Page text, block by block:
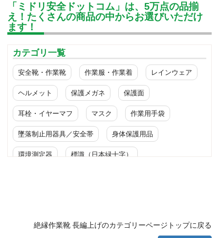
「ミドリ安全ドットコム」は、5万点の品揃
え！たくさんの商品の中からお選びいただけ
ます！
カテゴリ一覧
安全靴・作業靴 作業服・作業着 レインウェア
ヘルメット 保護メガネ 保護面
耳栓・イヤーマフ マスク 作業用手袋
墜落制止用器具／安全帯 身体保護用品
環境測定器 標識（日本緑十字）
保安・保守用品
絶縁作業靴 長編上げのカテゴリーページトップに戻る